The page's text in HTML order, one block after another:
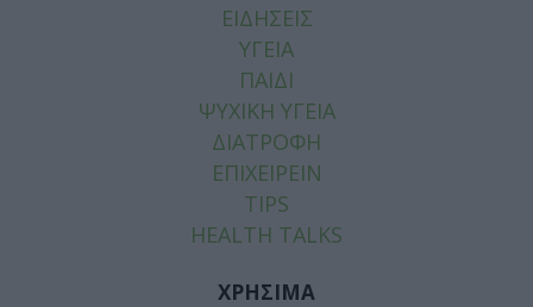
ΕΙΔΗΣΕΙΣ
ΥΓΕΙΑ
ΠΑΙΔΙ
ΨΥΧΙΚΗ ΥΓΕΙΑ
ΔΙΑΤΡΟΦΗ
ΕΠΙΧΕΙΡΕΙΝ
TIPS
HEALTH TALKS
ΧΡΗΣΙΜΑ